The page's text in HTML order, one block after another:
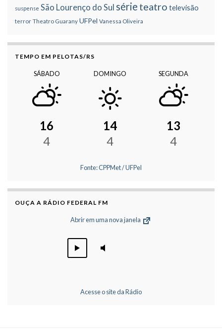
suspense São Lourenço do Sul série teatro televisão
terror Theatro Guarany UFPel Vanessa Oliveira
TEMPO EM PELOTAS/RS
SÁBADO
16
4
DOMINGO
14
4
SEGUNDA
13
4
Fonte: CPPMet / UFPel
OUÇA A RÁDIO FEDERAL FM
Abrir em uma nova janela
Acesse o site da Rádio